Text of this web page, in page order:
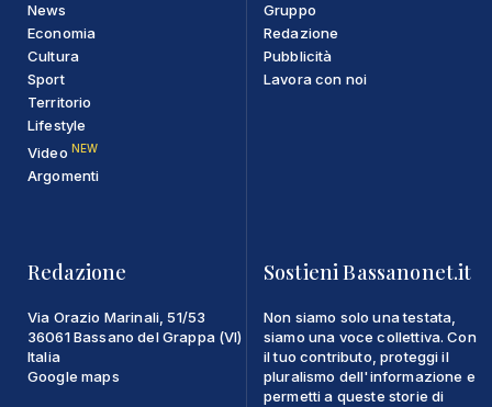
News
Economia
Cultura
Sport
Territorio
Lifestyle
Video NEW
Argomenti
Gruppo
Redazione
Pubblicità
Lavora con noi
Redazione
Via Orazio Marinali, 51/53
36061 Bassano del Grappa (VI)
Italia
Google maps
Sostieni Bassanonet.it
Non siamo solo una testata,
siamo una voce collettiva. Con
il tuo contributo, proteggi il
pluralismo dell'informazione e
permetti a queste storie di